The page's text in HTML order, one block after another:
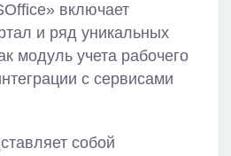
включает
и ряд уникальных
модуль учета рабочего
с сервисами
собой